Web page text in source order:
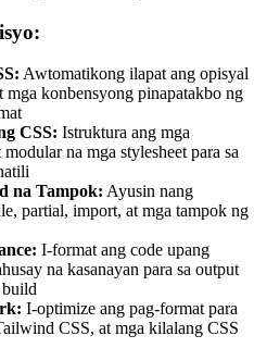
Awtomatikong ilapat ang opisyal
mga konbensyong pinapatakbo ng
CSS: Istruktura ang mga
na mga stylesheet para sa
na Tampok: Ayusin nang
partial, import, at mga tampok ng
I-format ang code upang
na kasanayan para sa output
build
I-optimize ang pag-format para
CSS, at mga kilalang CSS